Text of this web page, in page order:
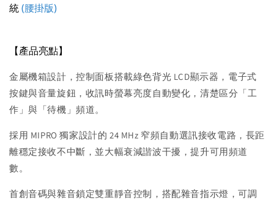
統(腰掛版)
【產品亮點】
金屬機箱設計，控制面板搭載綠色背光 LCD顯示器，電子式
按鍵與音量旋鈕，收訊時螢幕亮度自動變化，清楚區分「工
作」與「待機」頻道。
採用 MIPRO 獨家設計的 24 MHz 窄頻自動選訊接收電路，長距
離穩定接收不中斷，並大幅衰減諧波干擾，提升可用頻道
數。
首創音碼與雜音鎖定雙重靜音控制，搭配雜音指示燈，可調